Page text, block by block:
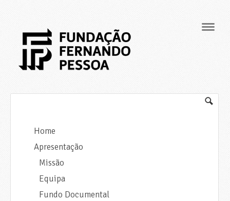
Home
Apresentação
Missão
Equipa
Fundo Documental